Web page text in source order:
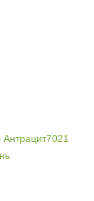
Антрацит7021